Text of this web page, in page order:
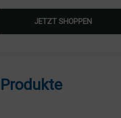
JETZT SHOPPEN